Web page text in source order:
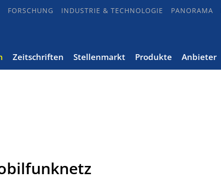
FORSCHUNG INDUSTRIE & TECHNOLOGIE PANORAMA
Zeitschriften Stellenmarkt Produkte Anbieter